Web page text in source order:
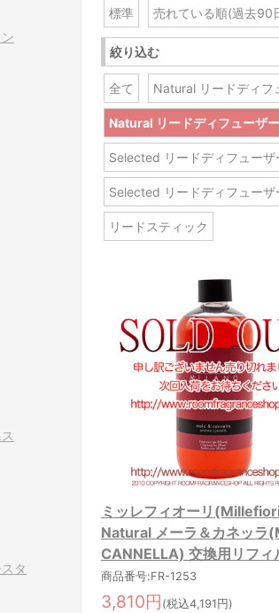
標準 売れている順(過去90
絞り込む
全て Natural リードディ
Natural リードディフューザ
Selected リードディフュー
Selected リードディフュー
リードスティック
ミッレフィオーリ
Natural メーラ＆カネッラ
CANNELLA) 交換用リフ
商品番号:FR-1253
3,810円 (税込4,191円)
タ